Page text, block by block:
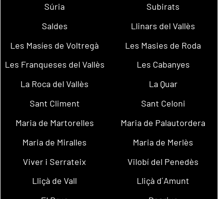
Súria
Subirats
Saldes
Llinars del Vallès
Les Masíes de Voltregà
Les Masies de Roda
Les Franqueses del Vallès
Les Cabanyes
La Roca del Vallès
La Quar
Sant Climent
Sant Celoni
Maria de Martorelles
Maria de Palautordera
Maria de Miralles
Maria de Merlès
Viver i Serrateix
Vilobí del Penedès
Lliçà de Vall
Lliçà d´Amunt